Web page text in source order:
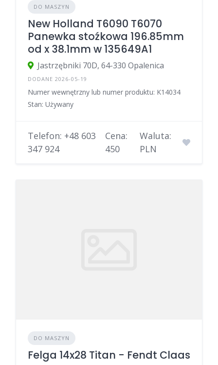
DO MASZYN
New Holland T6090 T6070
Panewka stoźkowa 196.85mm
od x 38.1mm w 135649A1
Jastrzębniki 70D, 64-330 Opalenica
DODANE 2026-05-19
Numer wewnętrzny lub numer produktu: K14034
Stan: Używany
Telefon: +48 603
347 924
Cena:
450
Waluta:
PLN
DO MASZYN
Felga 14x28 Titan - Fendt Claas